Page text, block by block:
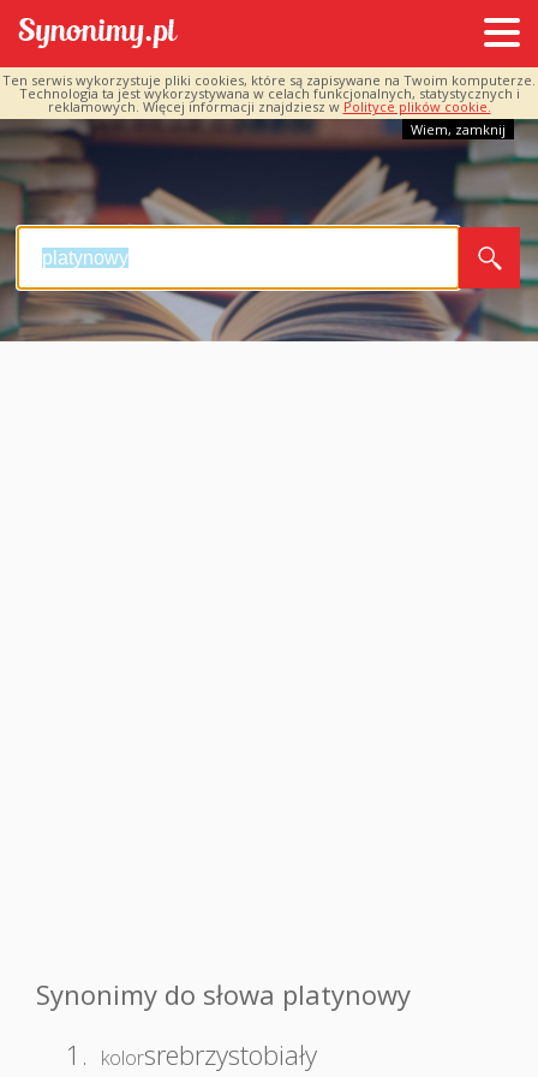
Ten serwis wykorzystuje pliki cookies, które są zapisywane na Twoim komputerze.
Technologia ta jest wykorzystywana w celach funkcjonalnych, statystycznych i
reklamowych. Więcej informacji znajdziesz w Polityce plików cookie.
Wiem, zamknij
Synonimy do słowa platynowy
1.
kolorsrebrzystobiały